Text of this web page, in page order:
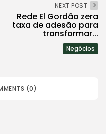
NEXT POST
Rede El Gordão zera
taxa de adesão para
transformar...
Negócios
(0)